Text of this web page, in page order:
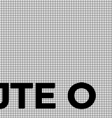
O